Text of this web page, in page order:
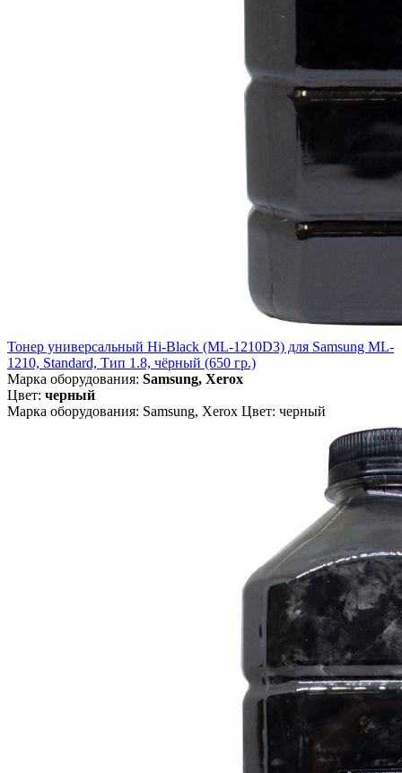
Тонер универсальный Hi-Black (ML-1210D3) для Samsung ML-
1210, Standard, Тип 1.8, чёрный (650 гр.)
Марка оборудования: Samsung, Xerox
Цвет: черный
Марка оборудования: Samsung, Xerox Цвет: черный